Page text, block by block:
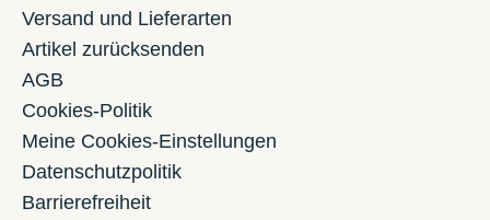
Versand und Lieferarten
Artikel zurücksenden
AGB
Cookies-Politik
Meine Cookies-Einstellungen
Datenschutzpolitik
Barrierefreiheit